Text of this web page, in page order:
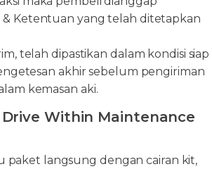
Ketentuan yang telah ditetapkan
telah dipastikan dalam kondisi siap
akhir sebelum pengiriman
kemasan aki.
Within Maintenance
paket langsung dengan cairan kit,